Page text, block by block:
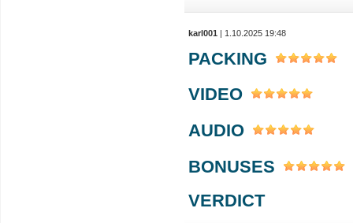
karl001 | 1.10.2025 19:48
PACKING
VIDEO
AUDIO
BONUSES
VERDICT